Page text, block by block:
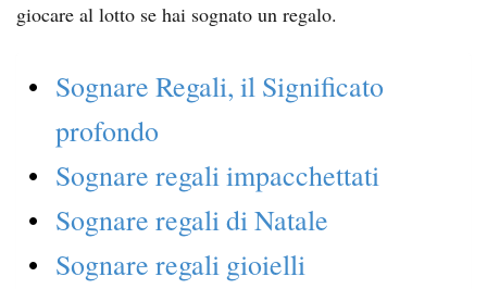
giocare al lotto se hai sognato un regalo.
Sognare Regali, il Significato
profondo
Sognare regali impacchettati
Sognare regali di Natale
Sognare regali gioielli